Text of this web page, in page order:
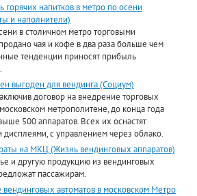
горячих напитков в метро по осени
и наполнители)
в столичном метро торговыми
чая и кофе в два раза больше чем
тенденции приносят прибыль
выгоден для вендинга (Социум)
договор на внедрение торговых
метрополитене, до конца года
500 аппаратов. Всех их оснастят
с управлением через облако.
на МКЦ (Жизнь вендинговых аппаратов)
и другую продукцию из вендинговых
пассажирам.
автоматов в московском Метро